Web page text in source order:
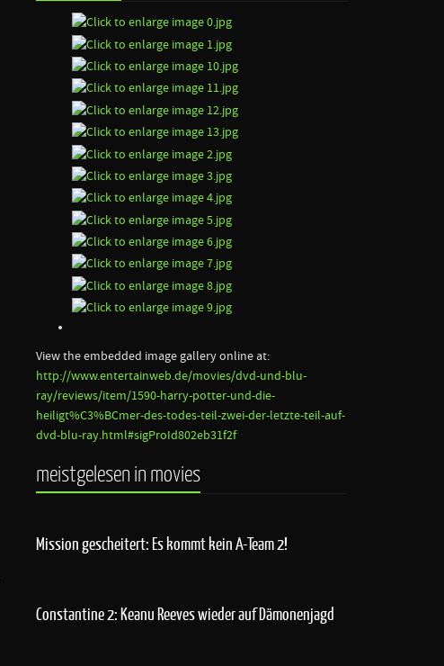
View the embedded image gallery online at:
http://www.entertainweb.de/movies/dvd-und-blu-
ray/reviews/item/1590-harry-potter-und-die-
heiligt%C3%BCmer-des-todes-teil-zwei-der-letzte-teil-auf-
dvd-blu-ray.html#sigProId802eb31f2f
meistgelesen in movies
Mission gescheitert: Es kommt kein A-Team 2!
Constantine 2: Keanu Reeves wieder auf Dämonenjagd